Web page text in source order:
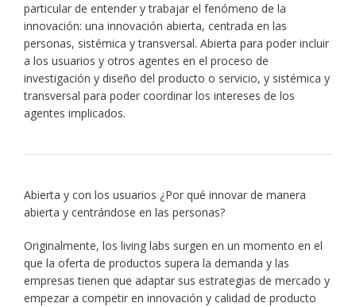
particular de entender y trabajar el fenómeno de la
innovación: una innovación abierta, centrada en las
personas, sistémica y transversal. Abierta para poder incluir
a los usuarios y otros agentes en el proceso de
investigación y diseño del producto o servicio, y sistémica y
transversal para poder coordinar los intereses de los
agentes implicados.
Abierta y con los usuarios ¿Por qué innovar de manera
abierta y centrándose en las personas?
Originalmente, los living labs surgen en un momento en el
que la oferta de productos supera la demanda y las
empresas tienen que adaptar sus estrategias de mercado y
empezar a competir en innovación y calidad de producto